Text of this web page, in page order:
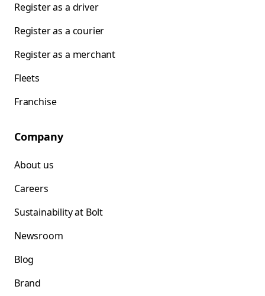
Register as a driver
Register as a courier
Register as a merchant
Fleets
Franchise
Company
About us
Careers
Sustainability at Bolt
Newsroom
Blog
Brand